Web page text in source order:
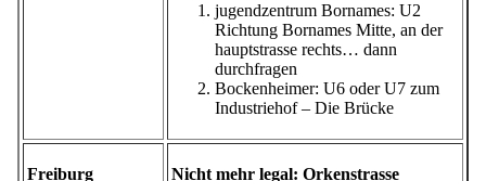
jugendzentrum Bornames: U2
Richtung Bornames Mitte, an der
hauptstrasse rechts… dann
durchfragen
Bockenheimer: U6 oder U7 zum
Industriehof – Die Brücke
Freiburg
Nicht mehr legal: Orkenstrasse